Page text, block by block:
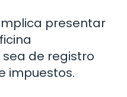
presentar
de registro
impuestos.